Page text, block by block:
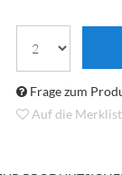
Frage zum
Auf die